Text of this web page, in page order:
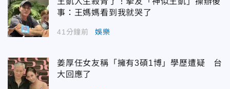
事：王媽媽看到我就哭了
41分鐘前 娛樂
姜厚任女友稱「擁有3碩1博」學歷遭疑 台
大回應了